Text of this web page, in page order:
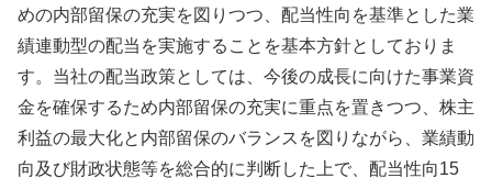
めの内部留保の充実を図りつつ、配当性向を基準とした業
績連動型の配当を実施することを基本方針としておりま
す。当社の配当政策としては、今後の成長に向けた事業資
金を確保するため内部留保の充実に重点を置きつつ、株主
利益の最大化と内部留保のバランスを図りながら、業績動
向及び財政状態等を総合的に判断した上で、配当性向15